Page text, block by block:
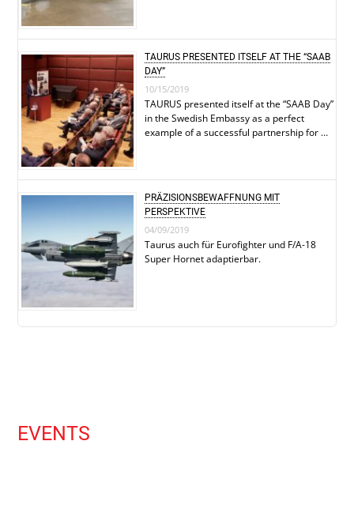
TAURUS PRESENTED ITSELF AT THE “SAAB
DAY”
10/15/2019
TAURUS presented itself at the “SAAB Day”
in the Swedish Embassy as a perfect
example of a successful partnership for …
PRÄZISIONSBEWAFFNUNG MIT
PERSPEKTIVE
04/09/2019
Taurus auch für Eurofighter und F/A-18
Super Hornet adaptierbar.
EVENTS